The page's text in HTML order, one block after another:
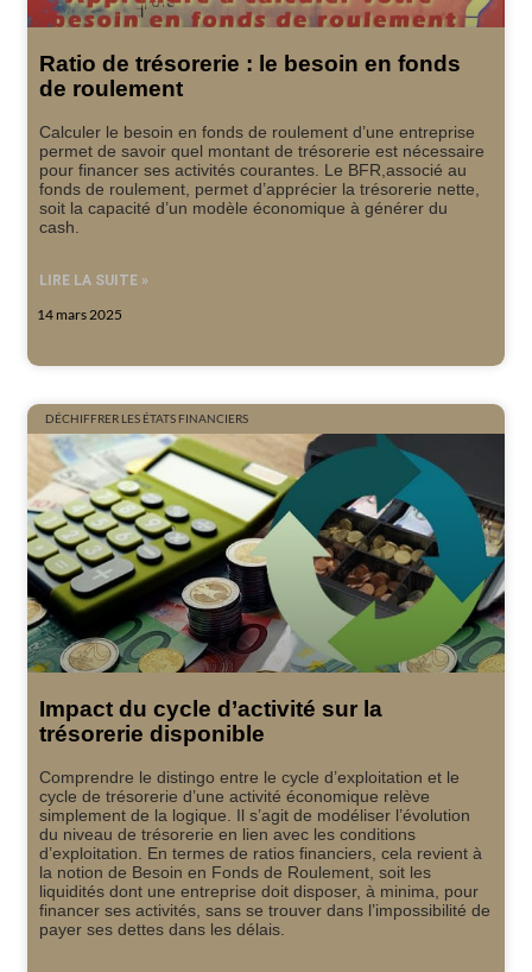
Ratio de trésorerie : le besoin en fonds
de roulement
Calculer le besoin en fonds de roulement d’une entreprise
permet de savoir quel montant de trésorerie est nécessaire
pour financer ses activités courantes. Le BFR,associé au
fonds de roulement, permet d’apprécier la trésorerie nette,
soit la capacité d’un modèle économique à générer du
cash.
LIRE LA SUITE »
14 mars 2025
DÉCHIFFRER LES ÉTATS FINANCIERS
Impact du cycle d’activité sur la
trésorerie disponible
Comprendre le distingo entre le cycle d’exploitation et le
cycle de trésorerie d’une activité économique relève
simplement de la logique. Il s’agit de modéliser l’évolution
du niveau de trésorerie en lien avec les conditions
d’exploitation. En termes de ratios financiers, cela revient à
la notion de Besoin en Fonds de Roulement, soit les
liquidités dont une entreprise doit disposer, à minima, pour
financer ses activités, sans se trouver dans l’impossibilité de
payer ses dettes dans les délais.